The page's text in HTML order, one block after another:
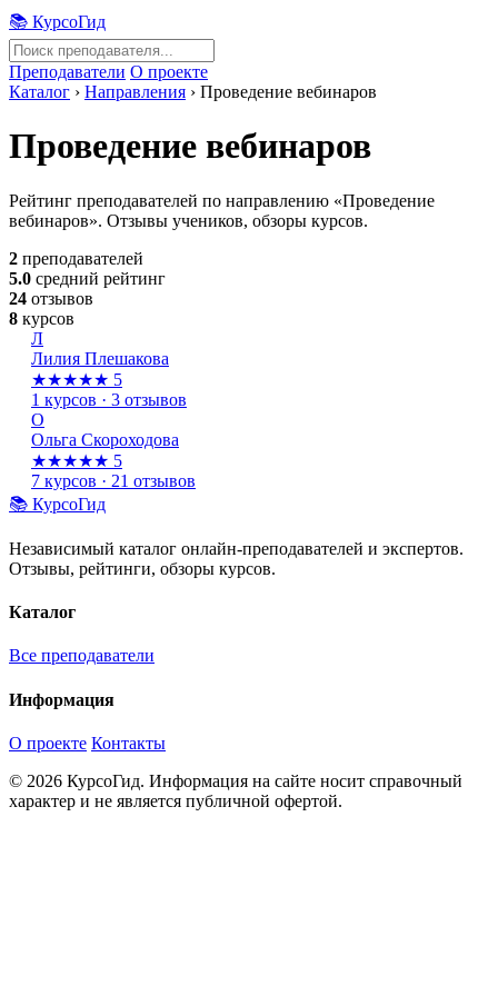
📚 КурсоГид
Преподаватели О проекте
Каталог › Направления › Проведение вебинаров
Проведение вебинаров
Рейтинг преподавателей по направлению «Проведение
вебинаров». Отзывы учеников, обзоры курсов.
2 преподавателей
5.0 средний рейтинг
24 отзывов
8 курсов
Л
Лилия Плешакова
★★★★★ 5
1 курсов · 3 отзывов
О
Ольга Скороходова
★★★★★ 5
7 курсов · 21 отзывов
📚 КурсоГид
Независимый каталог онлайн-преподавателей и экспертов.
Отзывы, рейтинги, обзоры курсов.
Каталог
Все преподаватели
Информация
О проекте Контакты
© 2026 КурсоГид. Информация на сайте носит справочный
характер и не является публичной офертой.